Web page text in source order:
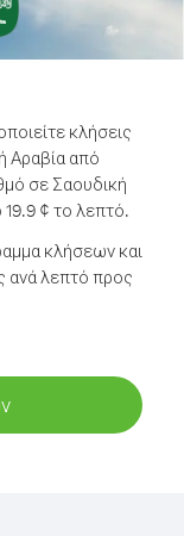
κλήσεις
Αραβία από
σε Σαουδική
¢ το λεπτό.
κλήσεων και
ανά λεπτό προς